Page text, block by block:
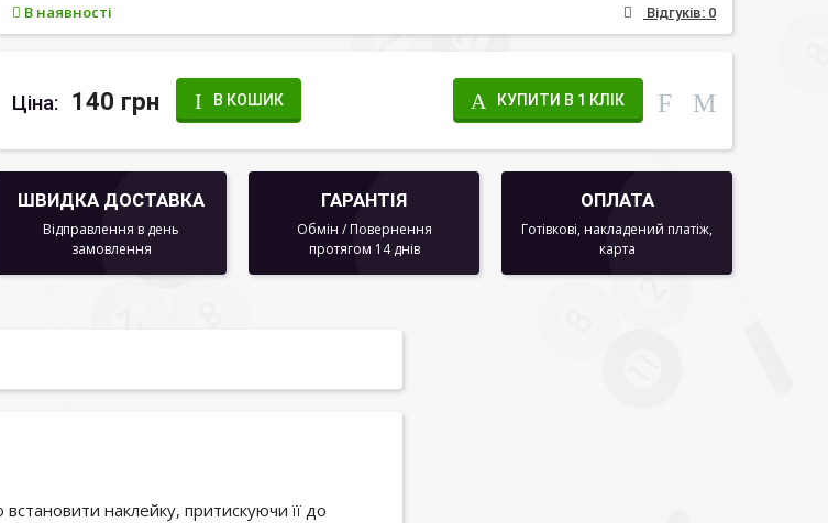
В наявності Відгуків: 0
Ціна: 140 грн В КОШИК КУПИТИ В 1 КЛІК
ШВИДКА ДОСТАВКА
Відправлення в день
замовлення
ГАРАНТІЯ
Обмін / Повернення
протягом 14 днів
ОПЛАТА
Готівкові, накладений платіж,
карта
встановити наклейку, притискуючи її до